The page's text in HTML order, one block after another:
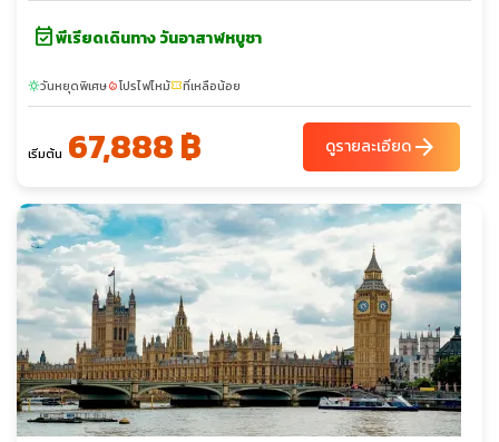
event_availableพีเรียดเดินทาง วันอาสาฬหบูชา
sunnyวันหยุดพิเศษlocal_fire_departmentโปรไฟไหม้confirmation_numberที่เหลือน้อย
เริ่มต้น 67,888 ฿ ดูรายละเอียดarrow_forward